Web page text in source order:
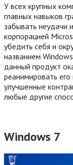
У всех крупных
главных навыков
забывать неудачи
корпорацией
убедить себя и
названием
данный продукт
реанимировать
улучшенные
любые другие
Windows 7